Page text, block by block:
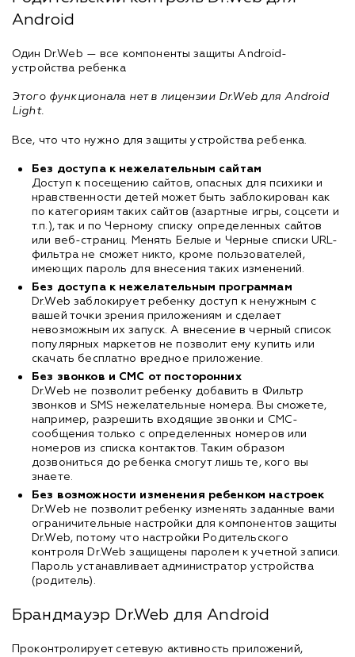
Android
Один Dr.Web — все компоненты защиты Android-
устройства ребенка
Этого функционала нет в лицензии Dr.Web для Android
Light.
Все, что что нужно для защиты устройства ребенка.
Без доступа к нежелательным сайтам
Доступ к посещению сайтов, опасных для психики и
нравственности детей может быть заблокирован как
по категориям таких сайтов (азартные игры, соцсети и
т.п.), так и по Черному списку определенных сайтов
или веб-страниц. Менять Белые и Черные списки URL-
фильтра не сможет никто, кроме пользователей,
имеющих пароль для внесения таких изменений.
Без доступа к нежелательным программам
Dr.Web заблокирует ребенку доступ к ненужным с
вашей точки зрения приложениям и сделает
невозможным их запуск. А внесение в черный список
популярных маркетов не позволит ему купить или
скачать бесплатно вредное приложение.
Без звонков и СМС от посторонних
Dr.Web не позволит ребенку добавить в Фильтр
звонков и SMS нежелательные номера. Вы сможете,
например, разрешить входящие звонки и СМС-
сообщения только с определенных номеров или
номеров из списка контактов. Таким образом
дозвониться до ребенка смогут лишь те, кого вы
знаете.
Без возможности изменения ребенком настроек
Dr.Web не позволит ребенку изменять заданные вами
ограничительные настройки для компонентов защиты
Dr.Web, потому что настройки Родительского
контроля Dr.Web защищены паролем к учетной записи.
Пароль устанавливает администратор устройства
(родитель).
Брандмауэр Dr.Web для Android
Проконтролирует сетевую активность приложений,